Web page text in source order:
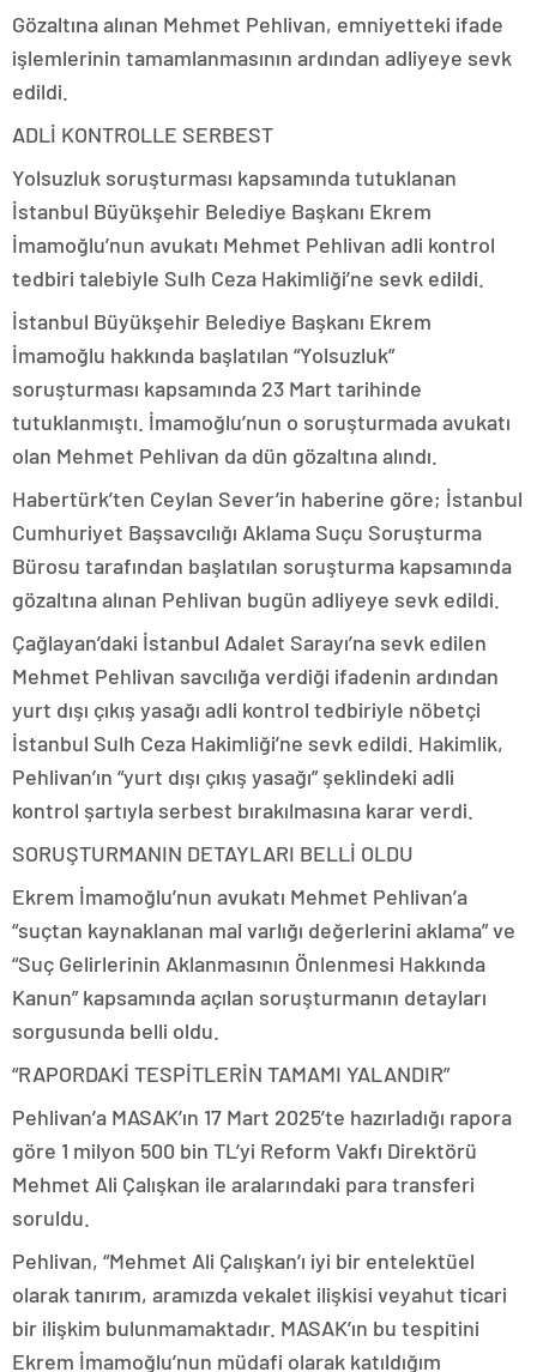
Gözaltına alınan Mehmet Pehlivan, emniyetteki ifade
işlemlerinin tamamlanmasının ardından adliyeye sevk
edildi.
ADLİ KONTROLLE SERBEST
Yolsuzluk soruşturması kapsamında tutuklanan
İstanbul Büyükşehir Belediye Başkanı Ekrem
İmamoğlu’nun avukatı Mehmet Pehlivan adli kontrol
tedbiri talebiyle Sulh Ceza Hakimliği’ne sevk edildi.
İstanbul Büyükşehir Belediye Başkanı Ekrem
İmamoğlu hakkında başlatılan “Yolsuzluk”
soruşturması kapsamında 23 Mart tarihinde
tutuklanmıştı. İmamoğlu’nun o soruşturmada avukatı
olan Mehmet Pehlivan da dün gözaltına alındı.
Habertürk’ten Ceylan Sever’in haberine göre; İstanbul
Cumhuriyet Başsavcılığı Aklama Suçu Soruşturma
Bürosu tarafından başlatılan soruşturma kapsamında
gözaltına alınan Pehlivan bugün adliyeye sevk edildi.
Çağlayan’daki İstanbul Adalet Sarayı’na sevk edilen
Mehmet Pehlivan savcılığa verdiği ifadenin ardından
yurt dışı çıkış yasağı adli kontrol tedbiriyle nöbetçi
İstanbul Sulh Ceza Hakimliği’ne sevk edildi. Hakimlik,
Pehlivan’ın “yurt dışı çıkış yasağı” şeklindeki adli
kontrol şartıyla serbest bırakılmasına karar verdi.
SORUŞTURMANIN DETAYLARI BELLİ OLDU
Ekrem İmamoğlu’nun avukatı Mehmet Pehlivan’a
“suçtan kaynaklanan mal varlığı değerlerini aklama” ve
“Suç Gelirlerinin Aklanmasının Önlenmesi Hakkında
Kanun” kapsamında açılan soruşturmanın detayları
sorgusunda belli oldu.
“RAPORDAKİ TESPİTLERİN TAMAMI YALANDIR”
Pehlivan’a MASAK’ın 17 Mart 2025’te hazırladığı rapora
göre 1 milyon 500 bin TL’yi Reform Vakfı Direktörü
Mehmet Ali Çalışkan ile aralarındaki para transferi
soruldu.
Pehlivan, “Mehmet Ali Çalışkan’ı iyi bir entelektüel
olarak tanırım, aramızda vekalet ilişkisi veyahut ticari
bir ilişkim bulunmamaktadır. MASAK’ın bu tespitini
Ekrem İmamoğlu’nun müdafi olarak katıldığım